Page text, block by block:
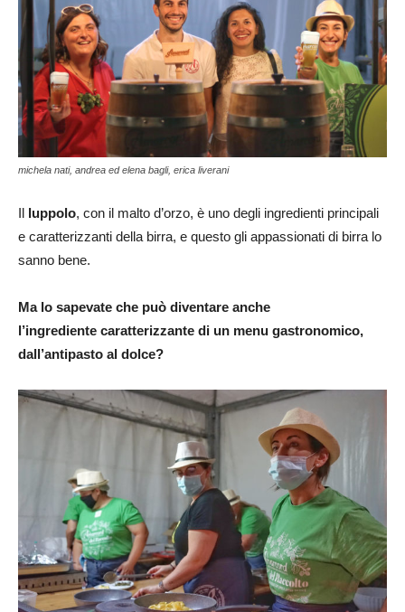
michela nati, andrea ed elena bagli, erica liverani
Il luppolo, con il malto d’orzo, è uno degli ingredienti principali
e caratterizzanti della birra, e questo gli appassionati di birra lo
sanno bene.
Ma lo sapevate che può diventare anche
l’ingrediente caratterizzante di un menu gastronomico,
dall’antipasto al dolce?